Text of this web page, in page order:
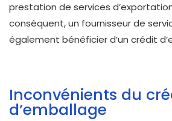
prestation de services
conséquent, un fournisseur de
également bénéficier d’un crédit
Inconvénients du
d’emballage